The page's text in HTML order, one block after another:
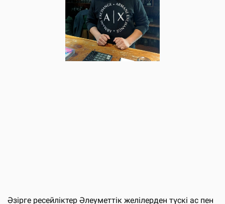
Әзірге ресейліктер Әлеуметтік желілерден түскі ас пен